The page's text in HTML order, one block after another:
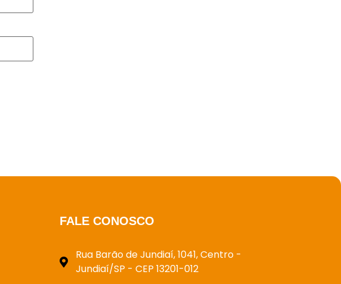
FALE CONOSCO
Rua Barão de Jundiaí, 1041, Centro -
Jundiaí/SP - CEP 13201-012